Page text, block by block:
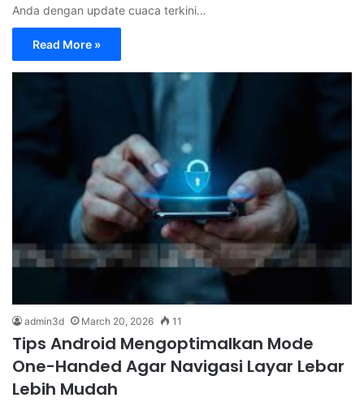
Anda dengan update cuaca terkini…
Read More »
admin3d March 20, 2026 11
Tips Android Mengoptimalkan Mode
One-Handed Agar Navigasi Layar Lebar
Lebih Mudah